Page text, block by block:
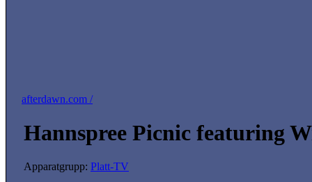
afterdawn.com /
Hannspree Picnic featuring
Apparatgrupp: Platt-TV